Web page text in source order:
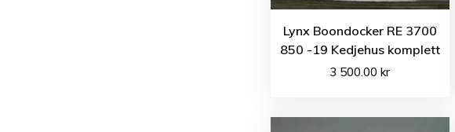
Lynx Boondocker RE 3700
850 -19 Kedjehus komplett
3 500.00kr